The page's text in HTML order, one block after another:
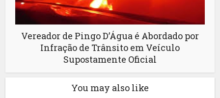
Vereador de Pingo D’Água é Abordado por
Infração de Trânsito em Veículo
Supostamente Oficial
You may also like